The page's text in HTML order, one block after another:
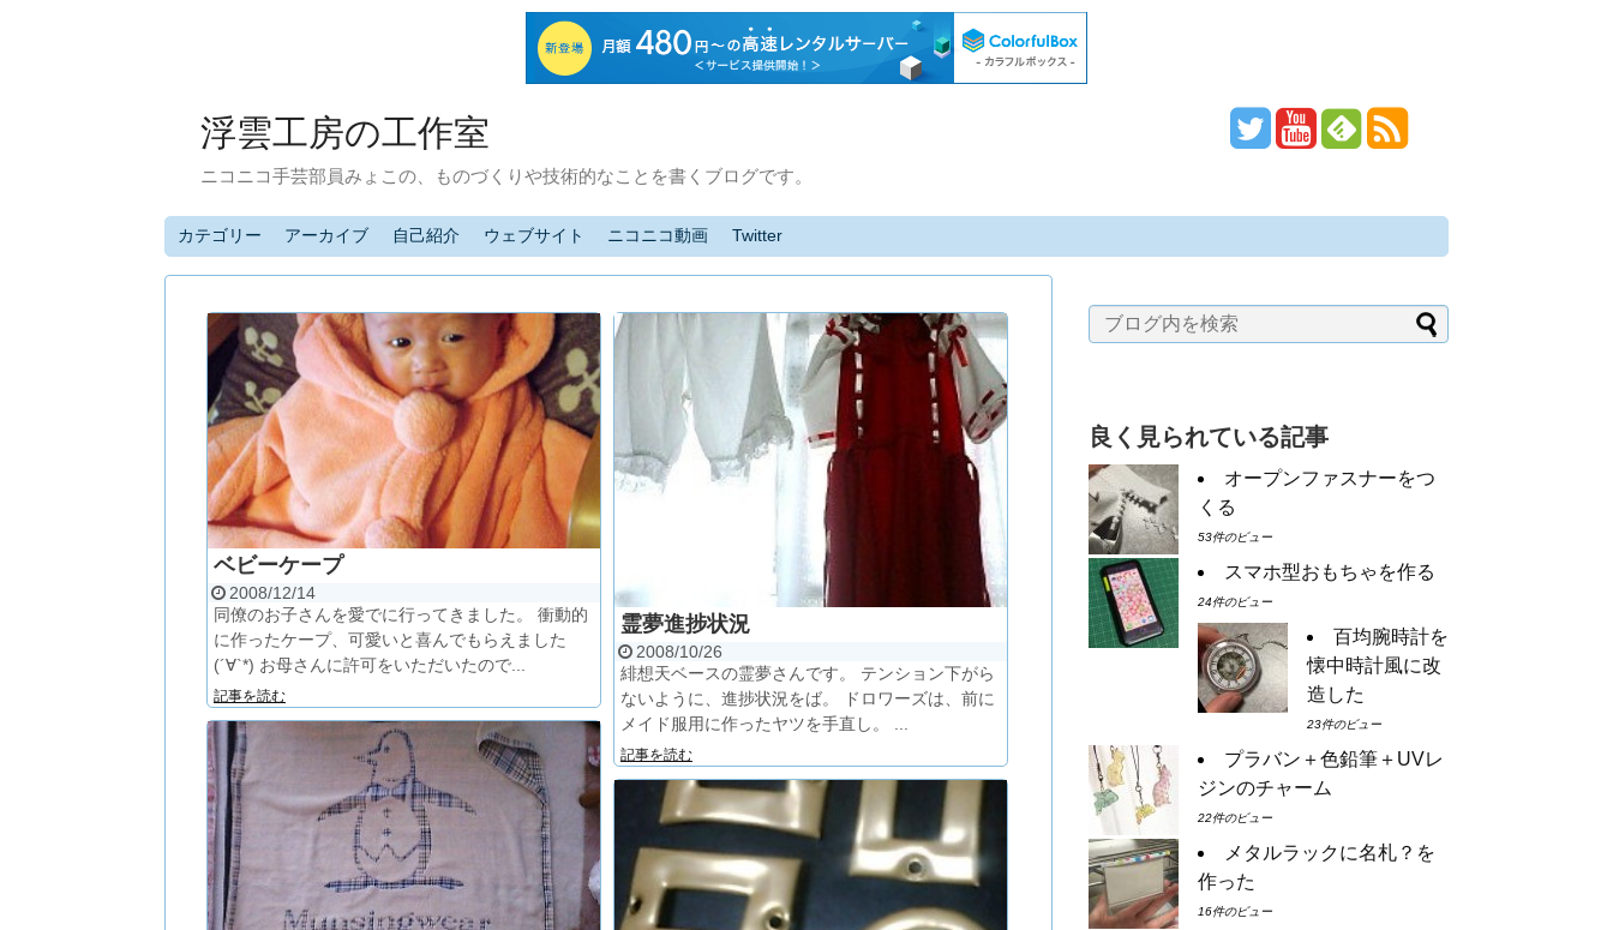
浮雲工房の工作室
ニコニコ手芸部員みょこの、ものづくりや技術的なことを書くブログです。
カテゴリー アーカイブ 自己紹介 ウェブサイト ニコニコ動画 Twitter
ベビーケープ
2008/12/14
同僚のお子さんを愛でに行ってきました。 衝動的
に作ったケープ、可愛いと喜んでもらえました
(´∀`*) お母さんに許可をいただいたので...
記事を読む
霊夢進捗状況
2008/10/26
緋想天ベースの霊夢さんです。 テンション下がら
ないように、進捗状況をば。 ドロワーズは、前に
メイド服用に作ったヤツを手直し。 ...
記事を読む
良く見られている記事
オープンファスナーをつ
くる
53件のビュー
スマホ型おもちゃを作る
24件のビュー
百均腕時計を
懐中時計風に改
造した
23件のビュー
プラバン＋色鉛筆＋UVレ
ジンのチャーム
22件のビュー
メタルラックに名札？を
作った
16件のビュー